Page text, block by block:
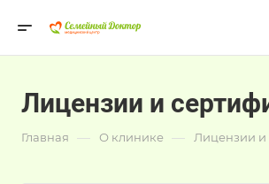
Лицензии и
Главная — О клинике — Лицензии и